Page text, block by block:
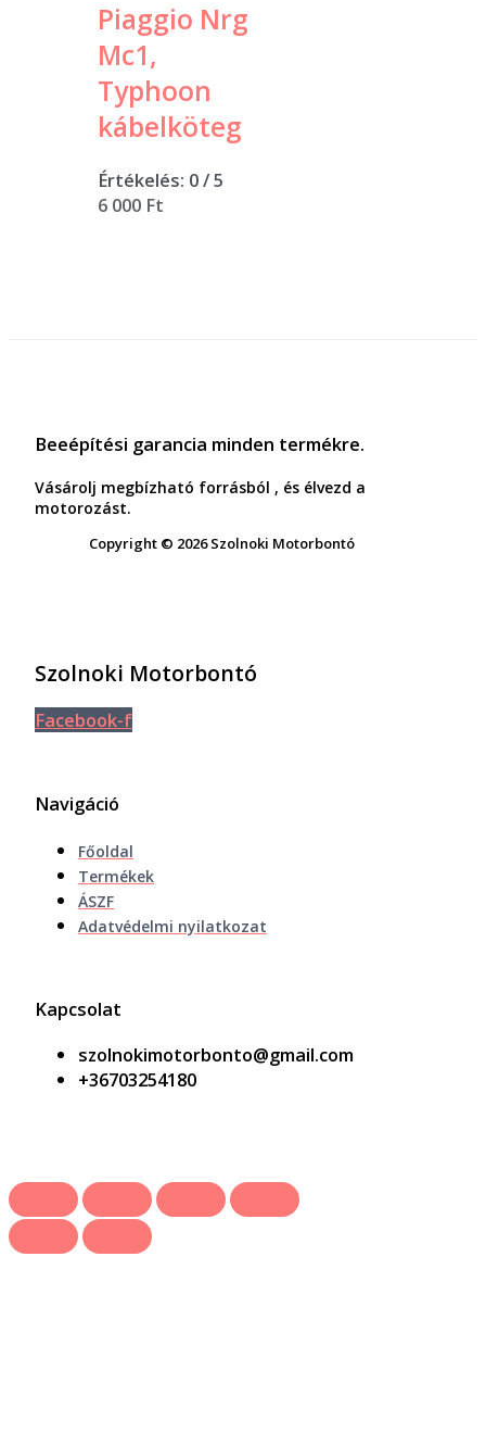
Piaggio Nrg
Mc1,
Typhoon
kábelköteg
Értékelés: 0/ 5
6 000 Ft
Beeépítési garancia minden termékre.
Vásárolj megbízható forrásból , és élvezd a
motorozást.
Copyright © 2026 Szolnoki Motorbontó
Szolnoki Motorbontó
Facebook-f
Navigáció
Főoldal
Termékek
ÁSZF
Adatvédelmi nyilatkozat
Kapcsolat
szolnokimotorbonto@gmail.com
+36703254180